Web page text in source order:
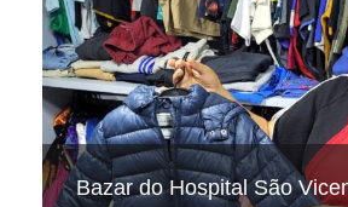
Bazar do Hospital São
Hospital São Vicente
mapeamento nacional
Hospital São Vicente
arrecadação de cupons